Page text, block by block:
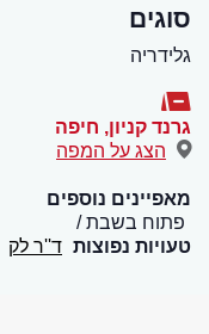
סוגים
גלידריה
גרנד קניון, חיפה
הצג על המפה
מאפיינים נוספים
פתוח בשבת
טעויות נפוצות ד''ר לק